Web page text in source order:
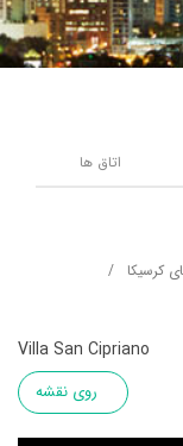
اتاق ها
کرسیکا
Villa San Cipriano
روی نقشه